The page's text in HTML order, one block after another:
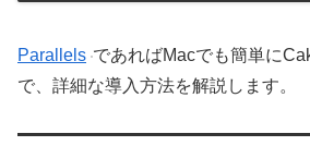
Parallels であればMacでも簡単に
で、詳細な導入方法を解説します。